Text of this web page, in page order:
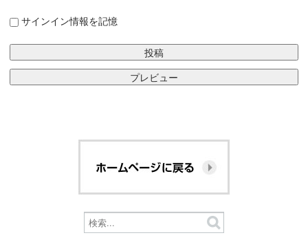
サインイン情報を記憶